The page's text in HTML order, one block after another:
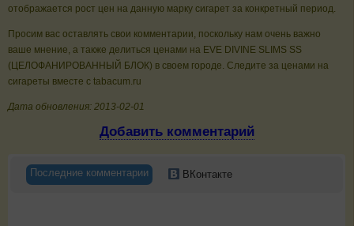
отображается рост цен на данную марку сигарет за конкретный период.
Просим вас оставлять свои комментарии, поскольку нам очень важно
ваше мнение, а также делиться ценами на EVE DIVINE SLIMS SS
(ЦЕЛОФАНИРОВАННЫЙ БЛОК) в своем городе. Следите за ценами на
сигареты вместе с tabacum.ru
Дата обновления: 2013-02-01
Добавить комментарий
Последние комментарии ВКонтакте